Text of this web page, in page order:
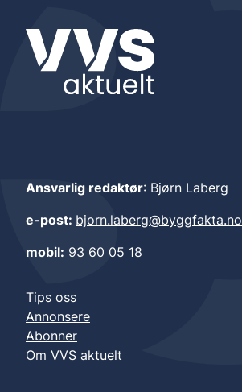
Ansvarlig redaktør: Bjørn Laberg
e-post: bjorn.laberg@byggfakta.no
mobil: 93 60 05 18
Tips oss
Annonsere
Abonner
Om VVS aktuelt